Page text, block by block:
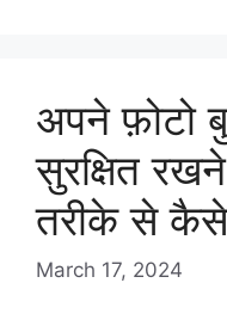
अपने फ़ोटो
सुरक्षित
तरीके से
March 17, 2024